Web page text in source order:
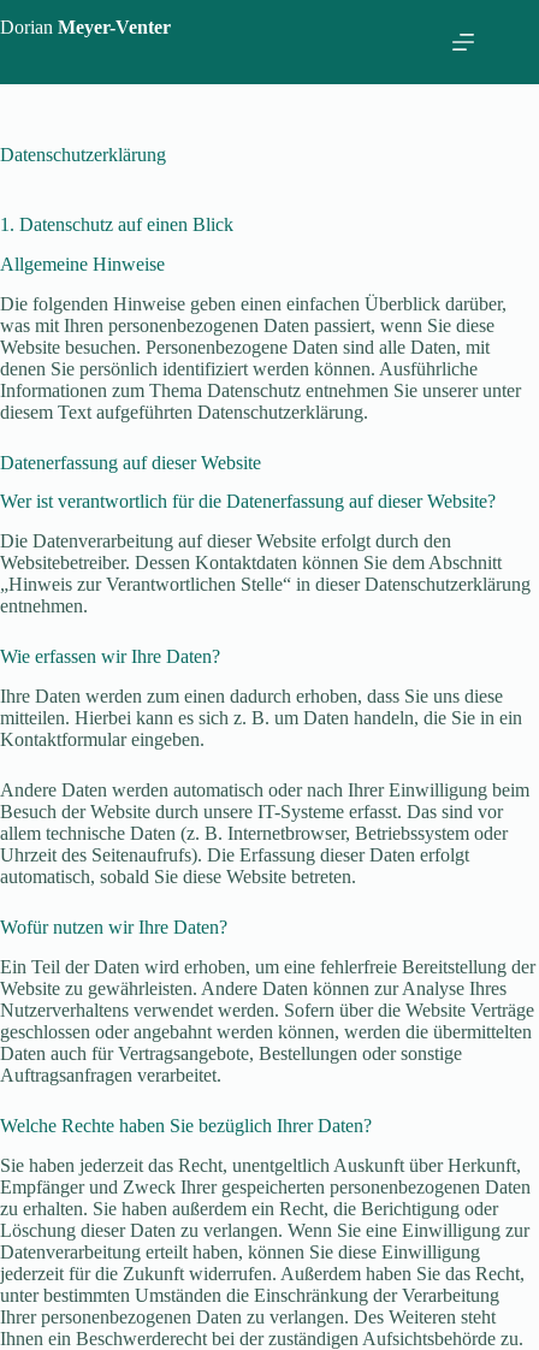
Inhalt
Dorian Meyer-Venter
Datenschutz­erklärung
1. Datenschutz auf einen Blick
Allgemeine Hinweise
Die folgenden Hinweise geben einen einfachen Überblick darüber,
was mit Ihren personenbezogenen Daten passiert, wenn Sie diese
Website besuchen. Personenbezogene Daten sind alle Daten, mit
denen Sie persönlich identifiziert werden können. Ausführliche
Informationen zum Thema Datenschutz entnehmen Sie unserer unter
diesem Text aufgeführten Datenschutzerklärung.
Datenerfassung auf dieser Website
Wer ist verantwortlich für die Datenerfassung auf dieser Website?
Die Datenverarbeitung auf dieser Website erfolgt durch den
Websitebetreiber. Dessen Kontaktdaten können Sie dem Abschnitt
„Hinweis zur Verantwortlichen Stelle“ in dieser Datenschutzerklärung
entnehmen.
Wie erfassen wir Ihre Daten?
Ihre Daten werden zum einen dadurch erhoben, dass Sie uns diese
mitteilen. Hierbei kann es sich z. B. um Daten handeln, die Sie in ein
Kontaktformular eingeben.
Andere Daten werden automatisch oder nach Ihrer Einwilligung beim
Besuch der Website durch unsere IT-Systeme erfasst. Das sind vor
allem technische Daten (z. B. Internetbrowser, Betriebssystem oder
Uhrzeit des Seitenaufrufs). Die Erfassung dieser Daten erfolgt
automatisch, sobald Sie diese Website betreten.
Wofür nutzen wir Ihre Daten?
Ein Teil der Daten wird erhoben, um eine fehlerfreie Bereitstellung der
Website zu gewährleisten. Andere Daten können zur Analyse Ihres
Nutzerverhaltens verwendet werden. Sofern über die Website Verträge
geschlossen oder angebahnt werden können, werden die übermittelten
Daten auch für Vertragsangebote, Bestellungen oder sonstige
Auftragsanfragen verarbeitet.
Welche Rechte haben Sie bezüglich Ihrer Daten?
Sie haben jederzeit das Recht, unentgeltlich Auskunft über Herkunft,
Empfänger und Zweck Ihrer gespeicherten personenbezogenen Daten
zu erhalten. Sie haben außerdem ein Recht, die Berichtigung oder
Löschung dieser Daten zu verlangen. Wenn Sie eine Einwilligung zur
Datenverarbeitung erteilt haben, können Sie diese Einwilligung
jederzeit für die Zukunft widerrufen. Außerdem haben Sie das Recht,
unter bestimmten Umständen die Einschränkung der Verarbeitung
Ihrer personenbezogenen Daten zu verlangen. Des Weiteren steht
Ihnen ein Beschwerderecht bei der zuständigen Aufsichtsbehörde zu.